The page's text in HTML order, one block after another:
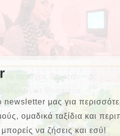
πετύχεις δωρεάν
σε Business
μας για
ομαδικά ταξίδια και
μπορείς να ζήσεις και εσύ!